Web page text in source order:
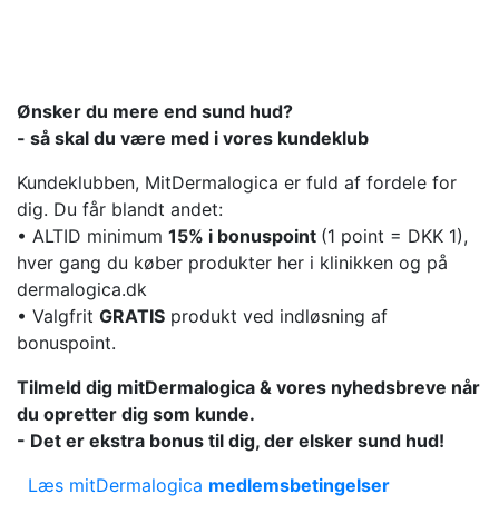
Ønsker du mere end sund hud?
- så skal du være med i vores kundeklub
Kundeklubben, MitDermalogica er fuld af fordele for
dig. Du får blandt andet:
• ALTID minimum 15% i bonuspoint (1 point = DKK 1),
hver gang du køber produkter her i klinikken og på
dermalogica.dk
• Valgfrit GRATIS produkt ved indløsning af
bonuspoint.
Tilmeld dig mitDermalogica & vores nyhedsbreve når
du opretter dig som kunde.
- Det er ekstra bonus til dig, der elsker sund hud!
Læs mitDermalogica medlemsbetingelser